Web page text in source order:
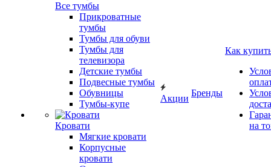
Все тумбы
Прикроватные
тумбы
Тумбы для обуви
Тумбы для
телевизора
Детские тумбы
Подвесные тумбы
Обувницы
Тумбы-купе
Кровати
Мягкие кровати
Корпусные
кровати
Акции
Бренды
Как
на